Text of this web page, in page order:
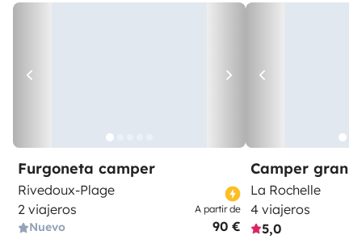
Furgoneta camper
Rivedoux-Plage
2 viajeros
Nuevo
A partir de
90 €
Camper gran
La Rochelle
4 viajeros
5,0